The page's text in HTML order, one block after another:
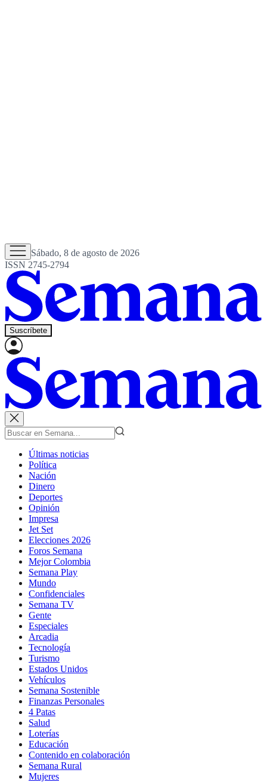
Sábado, 8 de agosto de 2026
ISSN 2745-2794
Suscríbete
Últimas noticias
Política
Nación
Dinero
Deportes
Opinión
Impresa
Jet Set
Elecciones 2026
Foros Semana
Mejor Colombia
Semana Play
Mundo
Confidenciales
Semana TV
Gente
Especiales
Arcadia
Tecnología
Turismo
Estados Unidos
Vehículos
Semana Sostenible
Finanzas Personales
4 Patas
Salud
Loterías
Educación
Contenido en colaboración
Semana Rural
Mujeres